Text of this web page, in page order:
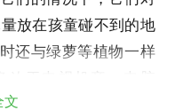
放在孩童碰不到的地
还与绿萝等植物一样
文